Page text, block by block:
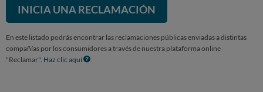
INICIA UNA RECLAMACIÓN
En este listado podrás encontrar las reclamaciones públicas enviadas a distintas
compañías por los consumidores a través de nuestra plataforma online
"Reclamar". Haz clic aquí